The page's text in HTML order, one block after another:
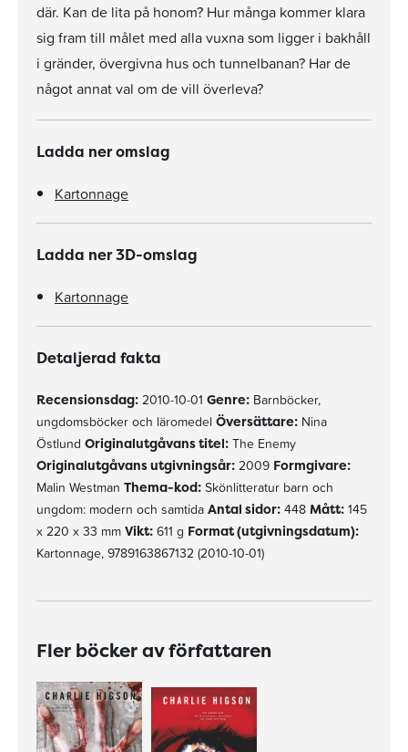
där. Kan de lita på honom? Hur många kommer klara
sig fram till målet med alla vuxna som ligger i bakhåll
i gränder, övergivna hus och tunnelbanan? Har de
något annat val om de vill överleva?
Ladda ner omslag
Kartonnage
Ladda ner 3D-omslag
Kartonnage
Detaljerad fakta
Recensionsdag: 2010-10-01 Genre: Barnböcker,
ungdomsböcker och läromedel Översättare: Nina
Östlund Originalutgåvans titel: The Enemy
Originalutgåvans utgivningsår: 2009 Formgivare:
Malin Westman Thema-kod: Skönlitteratur barn och
ungdom: modern och samtida Antal sidor: 448 Mått: 145
x 220 x 33 mm Vikt: 611 g Format (utgivningsdatum):
Kartonnage, 9789163867132 (2010-10-01)
Fler böcker av författaren